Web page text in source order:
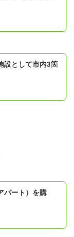
設として市内3箇
パート）を購